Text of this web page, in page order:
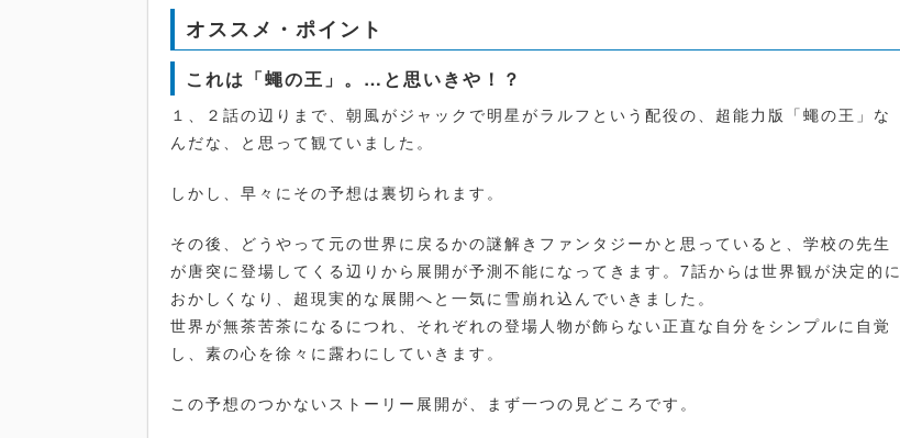
オススメ・ポイント
これは「蠅の王」。…と思いきや！？
１、２話の辺りまで、朝風がジャックで明星がラルフという配役の、超能力版「蠅の王」な
んだな、と思って観ていました。
しかし、早々にその予想は裏切られます。
その後、どうやって元の世界に戻るかの謎解きファンタジーかと思っていると、学校の先生
が唐突に登場してくる辺りから展開が予測不能になってきます。7話からは世界観が決定的に
おかしくなり、超現実的な展開へと一気に雪崩れ込んでいきました。
世界が無茶苦茶になるにつれ、それぞれの登場人物が飾らない正直な自分をシンプルに自覚
し、素の心を徐々に露わにしていきます。
この予想のつかないストーリー展開が、まず一つの見どころです。